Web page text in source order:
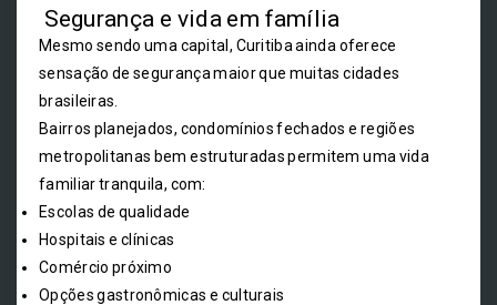
Segurança e vida em família
Mesmo sendo uma capital, Curitiba ainda oferece
sensação de segurança maior que muitas cidades
brasileiras.
Bairros planejados, condomínios fechados e regiões
metropolitanas bem estruturadas permitem uma vida
familiar tranquila, com:
Escolas de qualidade
Hospitais e clínicas
Comércio próximo
Opções gastronômicas e culturais